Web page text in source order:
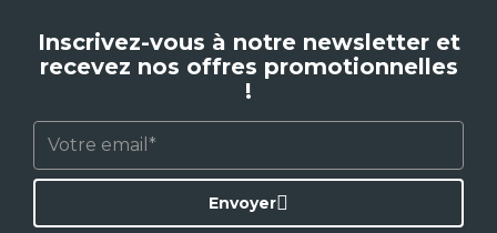
Inscrivez-vous à notre newsletter et
recevez nos offres promotionnelles
!
Envoyer